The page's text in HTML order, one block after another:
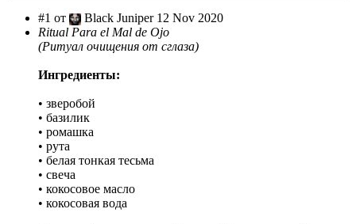
#1 от
Black Juniper 12 Nov 2020
Ritual Para el Mal de Ojo
(Ритуал очищения от сглаза)
Ингредиенты:
• зверобой
• базилик
• ромашка
• рута
• белая тонкая тесьма
• свеча
• кокосовое масло
• кокосовая вода